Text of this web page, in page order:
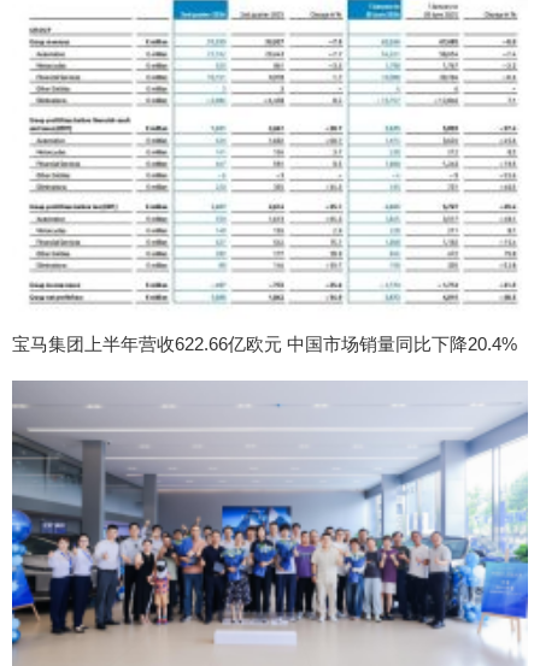
宝马集团上半年营收622.66亿欧元 中国市场销量同比下降20.4%